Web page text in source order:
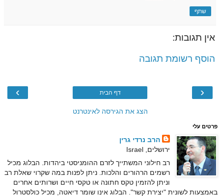
שתף
אין תגובות:
הוסף רשומת תגובה
‹
› דף הבית
הצג את הגירסה לאינטרנט
פרטים עלי
הרב נרדי גרין
ירושלים, Israel
רב חילוני המשתייך לזרם ההומניסטי ביהדות. הבלוג מכיל
רשמים הרהורים והלכות. ניתן לפנות במה שקרוי שאלת רב
וניתן להזמין טקס חתונה או טקסי חיים ושרותים אחרים
באמצעות לשונית "יצירת קשר". הבלוג אינו שומר דיאטה, מכיל כולסטרול